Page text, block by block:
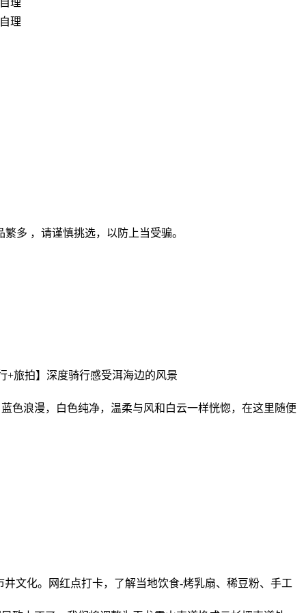
理
多 ，请谨慎挑选，以防上当受骗。
+旅拍】深度骑行感受洱海边的风景
色浪漫，白色纯净，温柔与风和白云一样恍惚，在这里随便
文化。网红点打卡，了解当地饮食-烤乳扇、稀豆粉、手工